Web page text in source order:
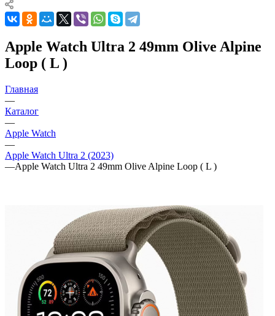
Apple Watch Ultra 2 49mm Olive Alpine
Loop ( L )
Главная
—
Каталог
—
Apple Watch
—
Apple Watch Ultra 2 (2023)
—Apple Watch Ultra 2 49mm Olive Alpine Loop ( L )